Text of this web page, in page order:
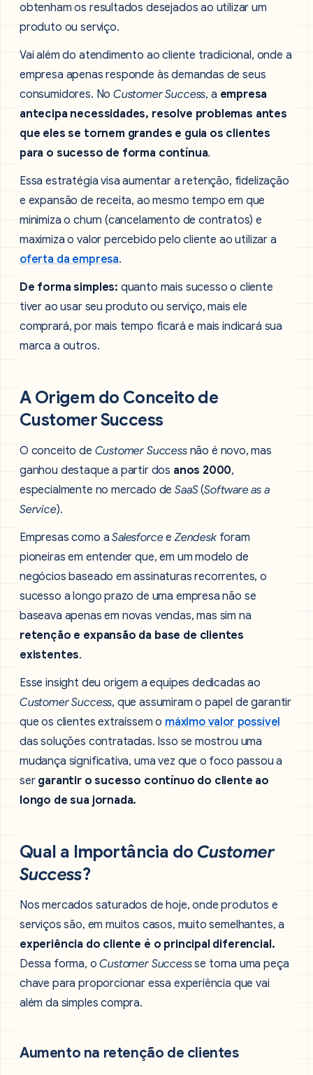
obtenham os resultados desejados ao utilizar um
produto ou serviço.
Vai além do atendimento ao cliente tradicional, onde a
empresa apenas responde às demandas de seus
consumidores. NoCustomer Success, a empresa
antecipa necessidades, resolve problemas antes
que eles se tornem grandes e guia os clientes
para o sucesso de forma contínua.
Essa estratégia visa aumentar a retenção, fidelização
e expansão de receita, ao mesmo tempo em que
minimiza o churn (cancelamento de contratos) e
maximiza o valor percebido pelo cliente ao utilizar a
oferta da empresa.
De forma simples: quanto mais sucesso o cliente
tiver ao usar seu produto ou serviço, mais ele
comprará, por mais tempo ficará e mais indicará sua
marca a outros.
A Origem do Conceito de
Customer Success
O conceito de Customer Successnão é novo, mas
ganhou destaque a partir dos anos 2000,
especialmente no mercado deSaaS(Software as a
Service).
Empresas como a SalesforceeZendeskforam
pioneiras em entender que, em um modelo de
negócios baseado em assinaturas recorrentes, o
sucesso a longo prazo de uma empresa não se
baseava apenas em novas vendas, mas sim na
retenção e expansão da base de clientes
existentes.
Esse insight deu origem a equipes dedicadas ao
Customer Success, que assumiram o papel de garantir
que os clientes extraíssem o máximo valor possível
das soluções contratadas. Isso se mostrou uma
mudança significativa, uma vez que o foco passou a
ser garantir o sucesso contínuo do cliente ao
longo de sua jornada.
Qual a Importância do Customer
Success?
Nos mercados saturados de hoje, onde produtos e
serviços são, em muitos casos, muito semelhantes, a
experiência do cliente é o principal diferencial.
Dessa forma, oCustomer Successse torna uma peça
chave para proporcionar essa experiência que vai
além da simples compra.
Aumento na retenção de clientes